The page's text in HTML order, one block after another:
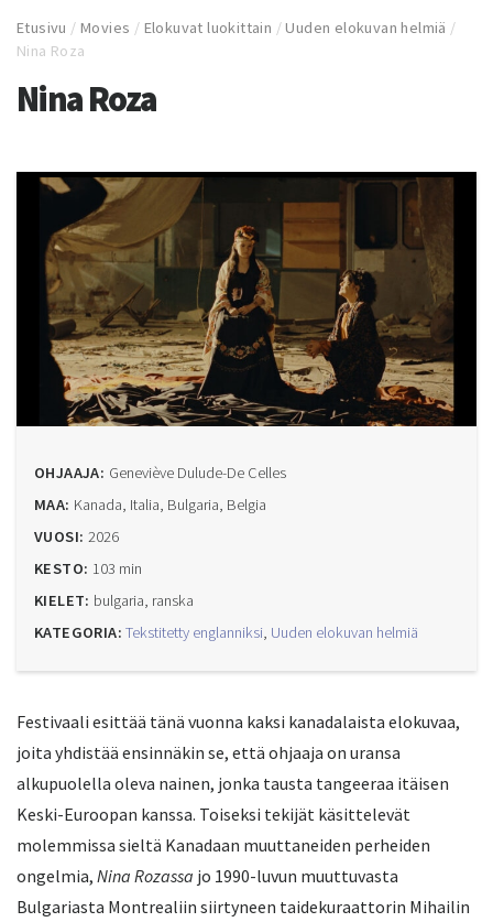
Etusivu /Movies / Elokuvat luokittain /Uuden elokuvan helmiä /
Nina Roza
Nina Roza
OHJAAJA: Geneviève Dulude-De Celles
MAA: Kanada, Italia, Bulgaria, Belgia
VUOSI: 2026
KESTO: 103 min
KIELET: bulgaria, ranska
KATEGORIA:Tekstitetty englanniksi, Uuden elokuvan helmiä
Festivaali esittää tänä vuonna kaksi kanadalaista elokuvaa,
joita yhdistää ensinnäkin se, että ohjaaja on uransa
alkupuolella oleva nainen, jonka tausta tangeeraa itäisen
Keski-Euroopan kanssa. Toiseksi tekijät käsittelevät
molemmissa sieltä Kanadaan muuttaneiden perheiden
ongelmia, Nina Rozassa jo 1990-luvun muuttuvasta
Bulgariasta Montrealiin siirtyneen taidekuraattorin Mihailin